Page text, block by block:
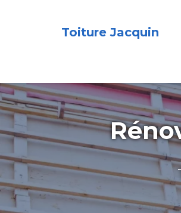
Toiture Jacquin